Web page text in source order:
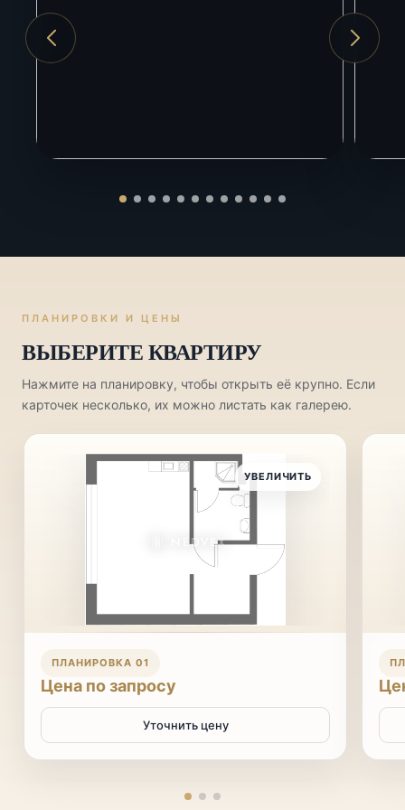
Красная Поляна
ЖД вокзал Адлер
ПЛАНИРОВКИ И ЦЕНЫ
ВЫБЕРИТЕ КВАРТИРУ
Нажмите на планировку, чтобы открыть её крупно. Если
карточек несколько, их можно листать как галерею.
УВЕЛИЧИТЬ
ПЛАНИРОВКА 01
Цена по запросу
Уточнить цену